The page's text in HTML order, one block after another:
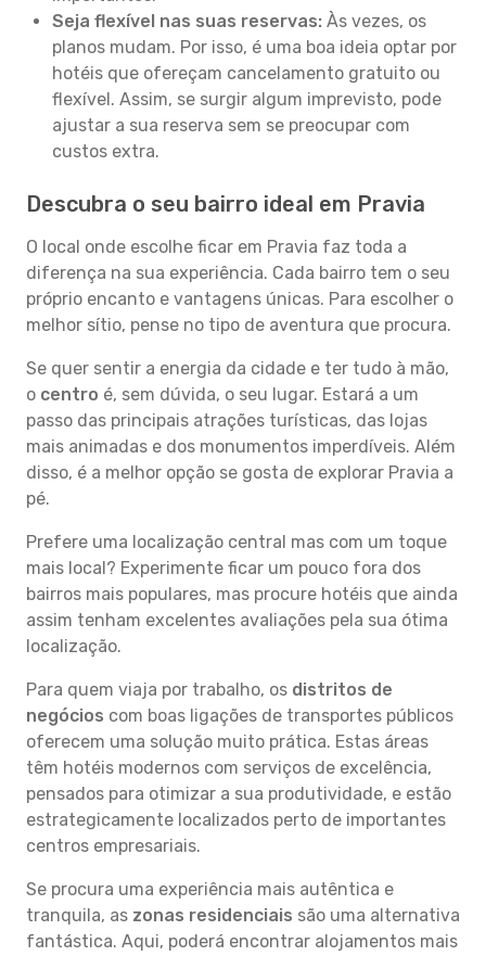
Seja flexível nas suas reservas: Às vezes, os
planos mudam. Por isso, é uma boa ideia optar por
hotéis que ofereçam cancelamento gratuito ou
flexível. Assim, se surgir algum imprevisto, pode
ajustar a sua reserva sem se preocupar com
custos extra.
Descubra o seu bairro ideal em Pravia
O local onde escolhe ficar em Pravia faz toda a
diferença na sua experiência. Cada bairro tem o seu
próprio encanto e vantagens únicas. Para escolher o
melhor sítio, pense no tipo de aventura que procura.
Se quer sentir a energia da cidade e ter tudo à mão,
o centro é, sem dúvida, o seu lugar. Estará a um
passo das principais atrações turísticas, das lojas
mais animadas e dos monumentos imperdíveis. Além
disso, é a melhor opção se gosta de explorar Pravia a
pé.
Prefere uma localização central mas com um toque
mais local? Experimente ficar um pouco fora dos
bairros mais populares, mas procure hotéis que ainda
assim tenham excelentes avaliações pela sua ótima
localização.
Para quem viaja por trabalho, os distritos de
negócios com boas ligações de transportes públicos
oferecem uma solução muito prática. Estas áreas
têm hotéis modernos com serviços de excelência,
pensados para otimizar a sua produtividade, e estão
estrategicamente localizados perto de importantes
centros empresariais.
Se procura uma experiência mais autêntica e
tranquila, as zonas residenciais são uma alternativa
fantástica. Aqui, poderá encontrar alojamentos mais